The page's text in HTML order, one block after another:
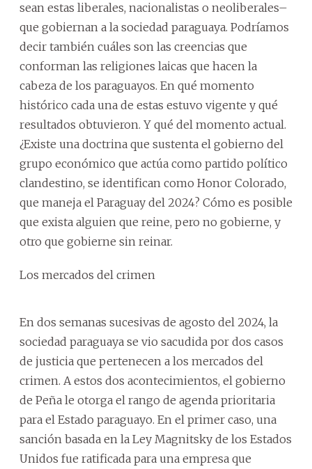
sean estas liberales, nacionalistas o neoliberales–
que gobiernan a la sociedad paraguaya. Podríamos
decir también cuáles son las creencias que
conforman las religiones laicas que hacen la
cabeza de los paraguayos. En qué momento
histórico cada una de estas estuvo vigente y qué
resultados obtuvieron. Y qué del momento actual.
¿Existe una doctrina que sustenta el gobierno del
grupo económico que actúa como partido político
clandestino, se identifican como Honor Colorado,
que maneja el Paraguay del 2024? Cómo es posible
que exista alguien que reine, pero no gobierne, y
otro que gobierne sin reinar.
Los mercados del crimen
En dos semanas sucesivas de agosto del 2024, la
sociedad paraguaya se vio sacudida por dos casos
de justicia que pertenecen a los mercados del
crimen. A estos dos acontecimientos, el gobierno
de Peña le otorga el rango de agenda prioritaria
para el Estado paraguayo. En el primer caso, una
sanción basada en la Ley Magnitsky de los Estados
Unidos fue ratificada para una empresa que